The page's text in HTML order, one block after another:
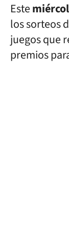
Este
los sorteos
juegos que
premios